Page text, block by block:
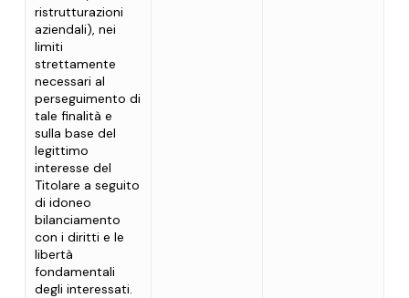
ristrutturazioni
aziendali), nei
limiti
strettamente
necessari al
perseguimento di
tale finalità e
sulla base del
legittimo
interesse del
Titolare a seguito
di idoneo
bilanciamento
con i diritti e le
libertà
fondamentali
degli interessati.